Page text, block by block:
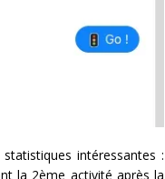
intéressantes :
la 2ème activité après la